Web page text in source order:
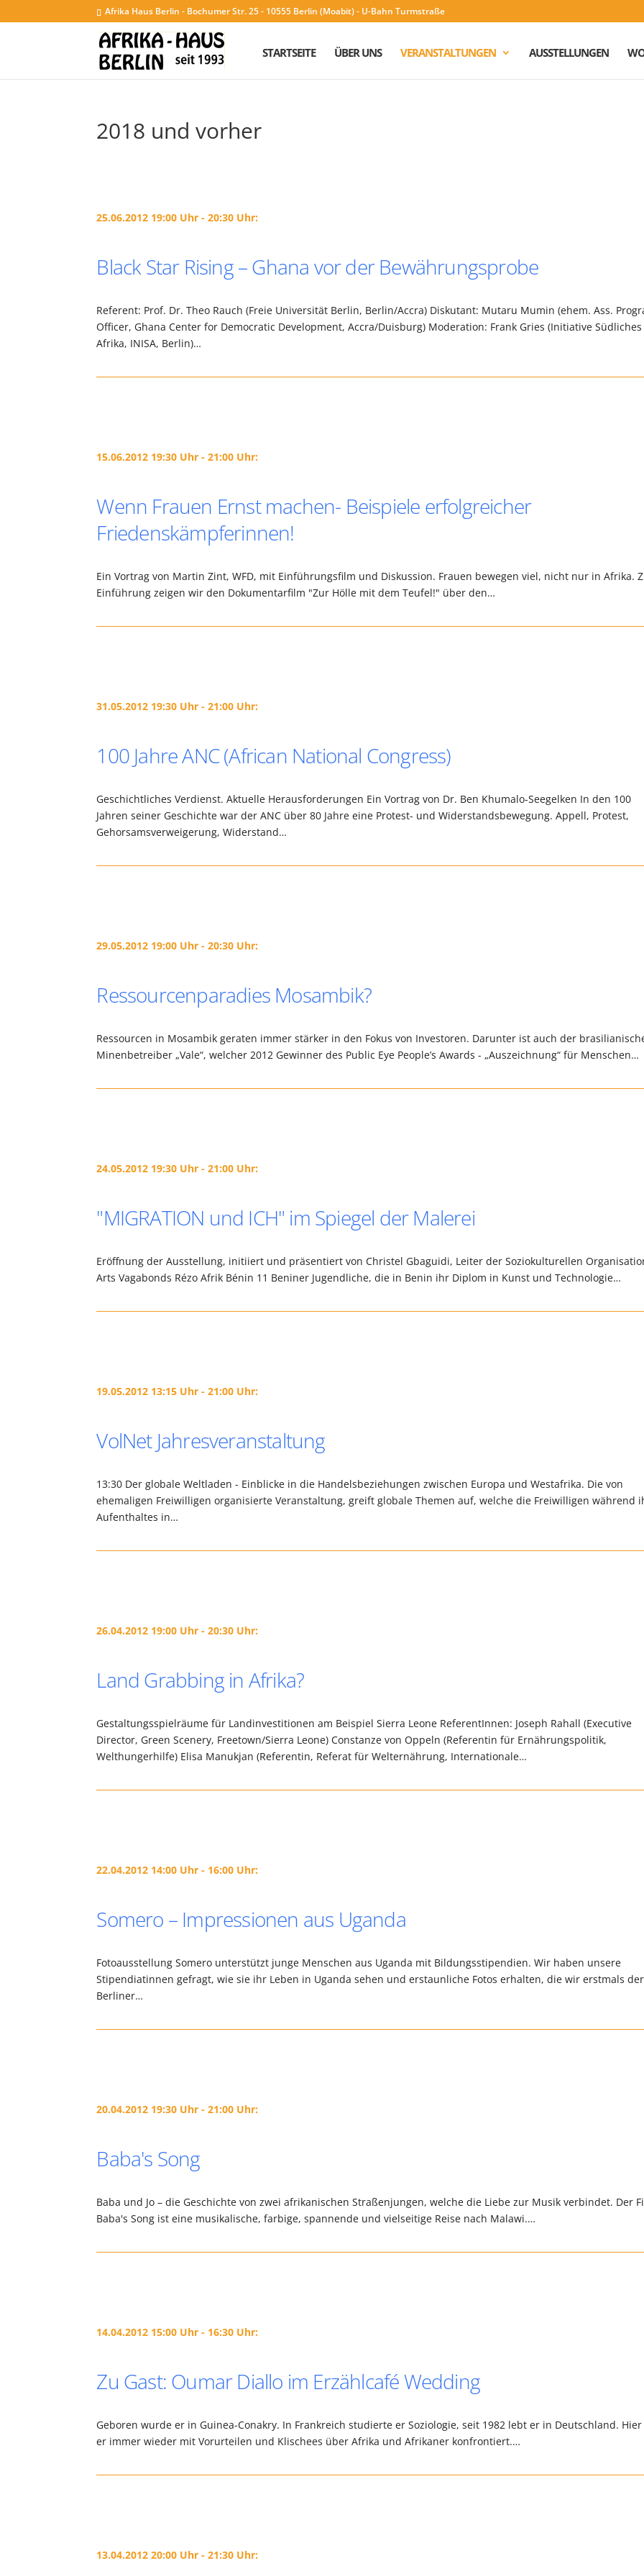
Afrika Haus Berlin - Bochumer Str. 25 - 10555 Berlin (Moabit) - U-Bahn Turmstraße
STARTSEITE ÜBER UNS VERANSTALTUNGEN AUSSTELLUNGEN
2018 und vorher
25.06.2012 19:00 Uhr - 20:30 Uhr:
Black Star Rising – Ghana vor der Bewährungsprobe
Referent: Prof. Dr. Theo Rauch (Freie Universität Berlin, Berlin/Accra) Diskutant: Mutaru Mumin (ehem. Ass.
Officer, Ghana Center for Democratic Development, Accra/Duisburg) Moderation: Frank Gries (Initiative Südliches
Afrika, INISA, Berlin)…
15.06.2012 19:30 Uhr - 21:00 Uhr:
Wenn Frauen Ernst machen- Beispiele erfolgreicher
Friedenskämpferinnen!
Ein Vortrag von Martin Zint, WFD, mit Einführungsfilm und Diskussion. Frauen bewegen viel, nicht nur in Afrika.
Einführung zeigen wir den Dokumentarfilm "Zur Hölle mit dem Teufel!" über den…
31.05.2012 19:30 Uhr - 21:00 Uhr:
100 Jahre ANC (African National Congress)
Geschichtliches Verdienst. Aktuelle Herausforderungen Ein Vortrag von Dr. Ben Khumalo-Seegelken In den 100
Jahren seiner Geschichte war der ANC über 80 Jahre eine Protest- und Widerstandsbewegung. Appell, Protest,
Gehorsamsverweigerung, Widerstand…
29.05.2012 19:00 Uhr - 20:30 Uhr:
Ressourcenparadies Mosambik?
Ressourcen in Mosambik geraten immer stärker in den Fokus von Investoren. Darunter ist auch der
Minenbetreiber „Vale“, welcher 2012 Gewinner des Public Eye People’s Awards - „Auszeichnung“ für Menschen…
24.05.2012 19:30 Uhr - 21:00 Uhr:
"MIGRATION und ICH" im Spiegel der Malerei
Eröffnung der Ausstellung, initiiert und präsentiert von Christel Gbaguidi, Leiter der Soziokulturellen
Arts Vagabonds Rézo Afrik Bénin 11 Beniner Jugendliche, die in Benin ihr Diplom in Kunst und Technologie…
19.05.2012 13:15 Uhr - 21:00 Uhr:
VolNet Jahresveranstaltung
13:30 Der globale Weltladen - Einblicke in die Handelsbeziehungen zwischen Europa und Westafrika. Die von
ehemaligen Freiwilligen organisierte Veranstaltung, greift globale Themen auf, welche die Freiwilligen während
Aufenthaltes in…
26.04.2012 19:00 Uhr - 20:30 Uhr:
Land Grabbing in Afrika?
Gestaltungsspielräume für Landinvestitionen am Beispiel Sierra Leone ReferentInnen: Joseph Rahall (Executive
Director, Green Scenery, Freetown/Sierra Leone) Constanze von Oppeln (Referentin für Ernährungspolitik,
Welthungerhilfe) Elisa Manukjan (Referentin, Referat für Welternährung, Internationale…
22.04.2012 14:00 Uhr - 16:00 Uhr:
Somero – Impressionen aus Uganda
Fotoausstellung Somero unterstützt junge Menschen aus Uganda mit Bildungsstipendien. Wir haben unsere
Stipendiatinnen gefragt, wie sie ihr Leben in Uganda sehen und erstaunliche Fotos erhalten, die wir erstmals der
Berliner…
20.04.2012 19:30 Uhr - 21:00 Uhr:
Baba's Song
Baba und Jo – die Geschichte von zwei afrikanischen Straßenjungen, welche die Liebe zur Musik verbindet. Der
Baba's Song ist eine musikalische, farbige, spannende und vielseitige Reise nach Malawi.…
14.04.2012 15:00 Uhr - 16:30 Uhr:
Zu Gast: Oumar Diallo im Erzählcafé Wedding
Geboren wurde er in Guinea-Conakry. In Frankreich studierte er Soziologie, seit 1982 lebt er in Deutschland.
er immer wieder mit Vorurteilen und Klischees über Afrika und Afrikaner konfrontiert.…
13.04.2012 20:00 Uhr - 21:30 Uhr: